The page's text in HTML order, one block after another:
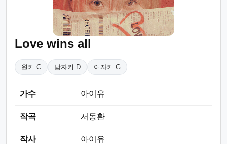
Love wins all
원키 C 남자키 D 여자키 G
가수 아이유
작곡 서동환
작사 아이유